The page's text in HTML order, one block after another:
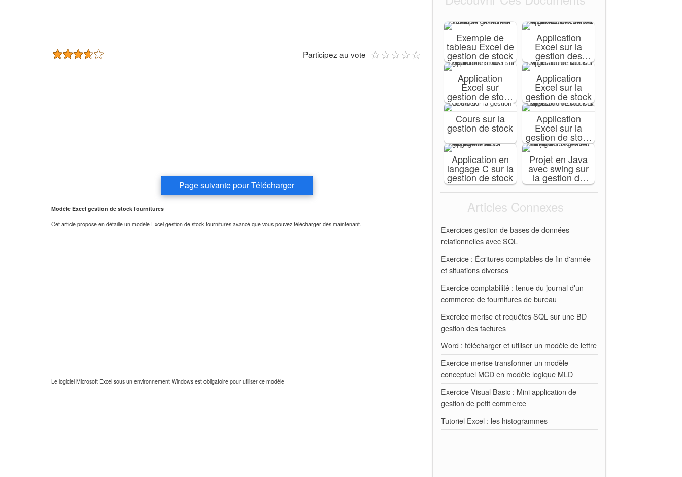
Participez au vote ☆☆☆☆☆
★★★★★
Page suivante pour Télécharger
Modèle Excel gestion de stock fournitures
Cet article propose en détaille un modèle Excel gestion de stock fournitures avancé que vous pouvez télécharger dès maintenant.
Le logiciel Microsoft Excel sous un environnement Windows est obligatoire pour utiliser ce modèle
Exemple de
tableau Excel de
gestion de stock
Application
Excel sur la
gestion des
ventes et de
stock
Application
Excel sur
gestion de stock
avancé
Application
Excel sur la
gestion de stock
Cours sur la
gestion de stock
Application
Excel sur la
gestion de stock
et caisse
Application en
langage C sur la
gestion de stock
Projet en Java
avec swing sur
la gestion de
stock
Articles Connexes
Exercices gestion de bases de données
relationnelles avec SQL
Exercice : Écritures comptables de fin d'année
et situations diverses
Exercice comptabilité : tenue du journal d'un
commerce de fournitures de bureau
Exercice merise et requêtes SQL sur une BD
gestion des factures
Word : télécharger et utiliser un modèle de lettre
Exercice merise transformer un modèle
conceptuel MCD en modèle logique MLD
Exercice Visual Basic : Mini application de
gestion de petit commerce
Tutoriel Excel : les histogrammes